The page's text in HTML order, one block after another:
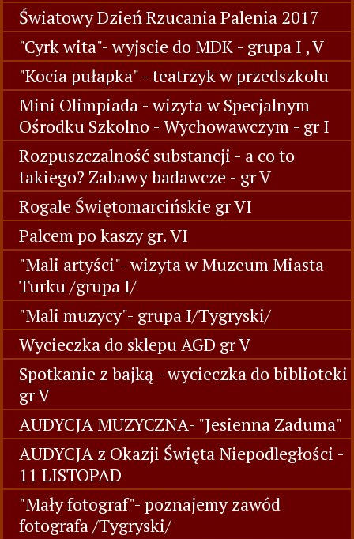
Światowy Dzień Rzucania Palenia 2017
"Cyrk wita"- wyjscie do MDK - grupa I , V
"Kocia pułapka" - teatrzyk w przedszkolu
Mini Olimpiada - wizyta w Specjalnym
Ośrodku Szkolno - Wychowawczym - gr I
Rozpuszczalność substancji - a co to
takiego? Zabawy badawcze - gr V
Rogale Świętomarcińskie gr VI
Palcem po kaszy gr. VI
"Mali artyści"- wizyta w Muzeum Miasta
Turku /grupa I/
"Mali muzycy"- grupa I/Tygryski/
Wycieczka do sklepu AGD gr V
Spotkanie z bajką - wycieczka do biblioteki
gr V
AUDYCJA MUZYCZNA- "Jesienna Zaduma"
AUDYCJA z Okazji Święta Niepodległości -
11 LISTOPAD
"Mały fotograf"- poznajemy zawód
fotografa /Tygryski/